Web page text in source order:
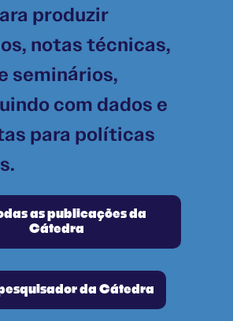
produzir
notas técnicas,
seminários,
com dados e
para políticas
as publicações da
Cátedra
da Cátedra